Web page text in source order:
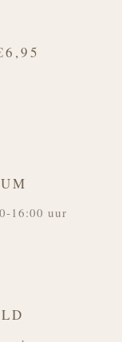
16:00 uur